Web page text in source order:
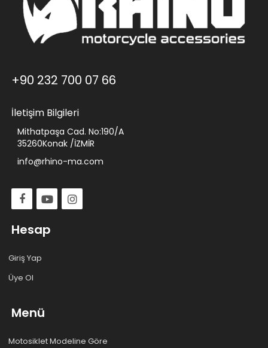
+90 232 700 07 66
İletişim Bilgileri
Mithatpaşa Cad. No:190/A
35260Konak /İZMİR
info@rhino-ma.com
Hesap
Giriş Yap
Üye Ol
Menü
Motosiklet Modeline Göre